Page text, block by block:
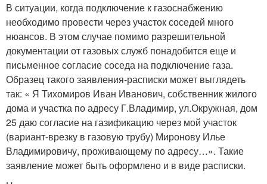
В ситуации, когда подключение к газоснабжению
необходимо провести через участок соседей много
нюансов. В этом случае помимо разрешительной
документации от газовых служб понадобится еще и
письменное согласие соседа на подключение газа.
Образец такого заявления-расписки может выглядеть
так: « Я Тихомиров Иван Иванович, собственник жилого
дома и участка по адресу Г.Владимир, ул.Окружная, дом
25 даю согласие на газификацию через мой участок
(вариант-врезку в газовую трубу) Миронову Илье
Владимировичу, проживающему по адресу…». Такие
заявление может быть оформлено и в виде расписки.